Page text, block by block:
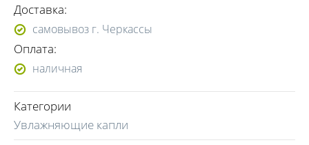
(073) 691-00-06
(095) 691-00-06
(0472) 54-37-02
Доставка:
самовывоз г. Черкассы
Оплата:
наличная
Категории
Увлажняющие капли